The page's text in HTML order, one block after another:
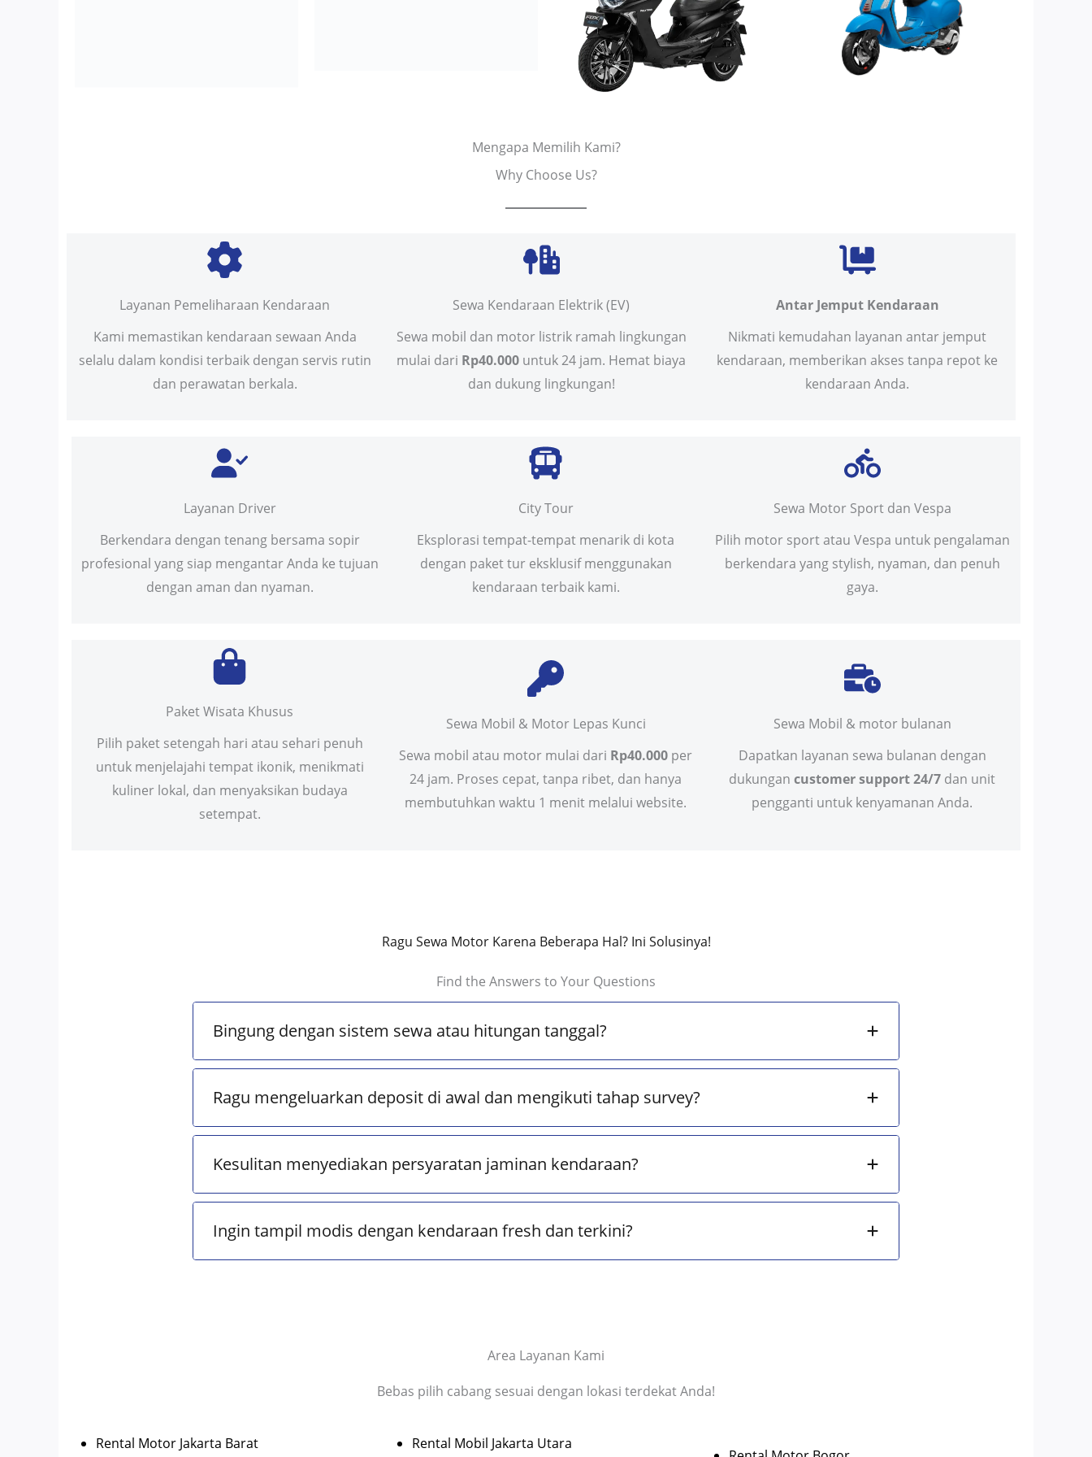
Mengapa Memilih Kami?
Why Choose Us?
Layanan Pemeliharaan Kendaraan
Kami memastikan kendaraan sewaan Anda
selalu dalam kondisi terbaik dengan servis rutin
dan perawatan berkala.
Sewa Kendaraan Elektrik (EV)
Sewa mobil dan motor listrik ramah lingkungan
mulai dari Rp40.000 untuk 24 jam. Hemat biaya
dan dukung lingkungan!
Antar Jemput Kendaraan
Nikmati kemudahan layanan antar jemput
kendaraan, memberikan akses tanpa repot ke
kendaraan Anda.
Layanan Driver
Berkendara dengan tenang bersama sopir
profesional yang siap mengantar Anda ke tujuan
dengan aman dan nyaman.
City Tour
Eksplorasi tempat-tempat menarik di kota
dengan paket tur eksklusif menggunakan
kendaraan terbaik kami.
Sewa Motor Sport dan Vespa
Pilih motor sport atau Vespa untuk pengalaman
berkendara yang stylish, nyaman, dan penuh
gaya.
Paket Wisata Khusus
Pilih paket setengah hari atau sehari penuh
untuk menjelajahi tempat ikonik, menikmati
kuliner lokal, dan menyaksikan budaya
setempat.
Sewa Mobil & Motor Lepas Kunci
Sewa mobil atau motor mulai dari Rp40.000 per
24 jam. Proses cepat, tanpa ribet, dan hanya
membutuhkan waktu 1 menit melalui website.
Sewa Mobil & motor bulanan
Dapatkan layanan sewa bulanan dengan
dukungancustomer support 24/7 dan unit
pengganti untuk kenyamanan Anda.
Ragu Sewa Motor Karena Beberapa Hal? Ini Solusinya!
Find the Answers to Your Questions
Bingung dengan sistem sewa atau hitungan tanggal?
Ragu mengeluarkan deposit di awal dan mengikuti tahap survey?
Kesulitan menyediakan persyaratan jaminan kendaraan?
Ingin tampil modis dengan kendaraan fresh dan terkini?
Area Layanan Kami
Bebas pilih cabang sesuai dengan lokasi terdekat Anda!
Rental Motor Jakarta Barat Rental Mobil Jakarta Utara